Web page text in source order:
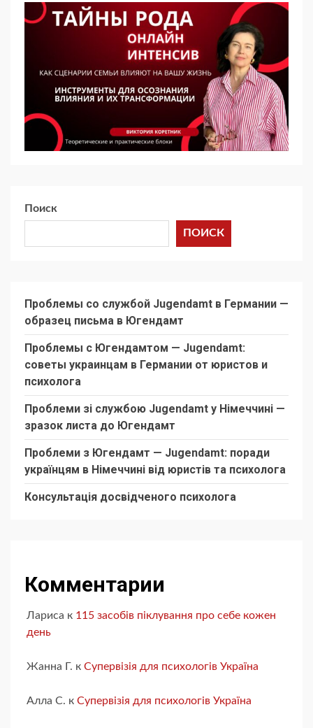
Поиск
ПОИСК
Проблемы со службой Jugendamt в Германии —
образец письма в Югендамт
Проблемы с Югендамтом — Jugendamt:
советы украинцам в Германии от юристов и
психолога
Проблеми зі службою Jugendamt у Німеччині —
зразок листа до Югендамт
Проблеми з Югендамт — Jugendamt: поради
українцям в Німеччині від юристів та психолога
Консультація досвідченого психолога
Комментарии
Лариса к 115 засобів піклування про себе кожен
день
Жанна Г. к Супервізія для психологів Україна
Алла С. к Супервізія для психологів Україна